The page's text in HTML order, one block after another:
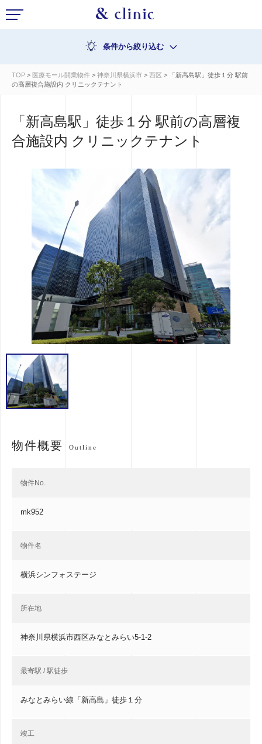
条件から絞り込む
TOP > 医療モール開業物件 > 神奈川県横浜市 > 西区 > 「新高島駅」徒歩１分 駅前
の高層複合施設内 クリニックテナント
「新高島駅」徒歩１分 駅前の高層複
合施設内 クリニックテナント
物件概要 Outline
物件No.
mk952
物件名
横浜シンフォステージ
所在地
神奈川県横浜市西区みなとみらい5-1-2
最寄駅 / 駅徒歩
みなとみらい線「新高島」徒歩１分
竣工